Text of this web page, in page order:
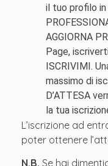
il tuo profilo
AGGIORNA
Page,
ISCRIVIMI.
massimo di
D’ATTESA
la tua
L’iscrizione ad
poter ottenere
N.B. Se hai